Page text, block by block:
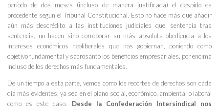
período de dos meses (incluso de manera justificada) el despido es
procedente según el Tribunal Constitucional. Esto no hace más que añadir
aún más descrédito a las instituciones judiciales que, sentencia tras
sentencia, no hacen sino corroborar su más absoluta obediencia a los
intereses económicos neoliberales que nos gobiernan, poniendo como
objetivo fundamental y sacrosanto los beneficios empresariales, por encima
incluso de los derechos más fundamentales.
De un tiempo a esta parte, vemos como los recortes de derechos son cada
día más evidentes, ya sea en el plano social, económico, ambiental o laboral
como es este caso. Desde la Confederación Intersindical nos